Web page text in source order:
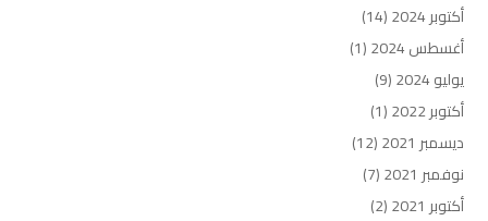
أكتوبر 2024
(14)
أغسطس 2024
(1)
يوليو 2024
(9)
أكتوبر 2022
(1)
ديسمبر 2021
(12)
نوفمبر 2021
(7)
أكتوبر 2021
(2)